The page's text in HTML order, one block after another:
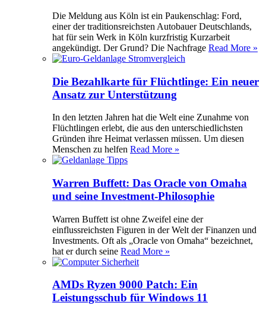
Die Meldung aus Köln ist ein Paukenschlag: Ford,
einer der traditionsreichsten Autobauer Deutschlands,
hat für sein Werk in Köln kurzfristig Kurzarbeit
angekündigt. Der Grund? Die Nachfrage Read More »
Die Bezahlkarte für Flüchtlinge: Ein neuer
Ansatz zur Unterstützung
In den letzten Jahren hat die Welt eine Zunahme von
Flüchtlingen erlebt, die aus den unterschiedlichsten
Gründen ihre Heimat verlassen müssen. Um diesen
Menschen zu helfen Read More »
Warren Buffett: Das Oracle von Omaha
und seine Investment-Philosophie
Warren Buffett ist ohne Zweifel eine der
einflussreichsten Figuren in der Welt der Finanzen und
Investments. Oft als „Oracle von Omaha“ bezeichnet,
hat er durch seine Read More »
AMDs Ryzen 9000 Patch: Ein
Leistungsschub für Windows 11